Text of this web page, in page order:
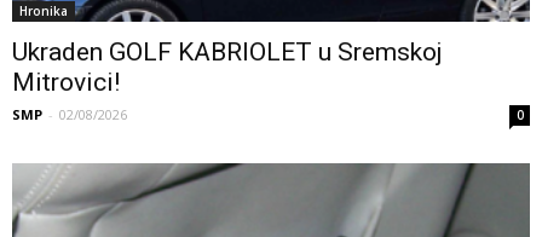
Hronika
Ukraden GOLF KABRIOLET u Sremskoj
Mitrovici!
SMP - 02/08/2026 0